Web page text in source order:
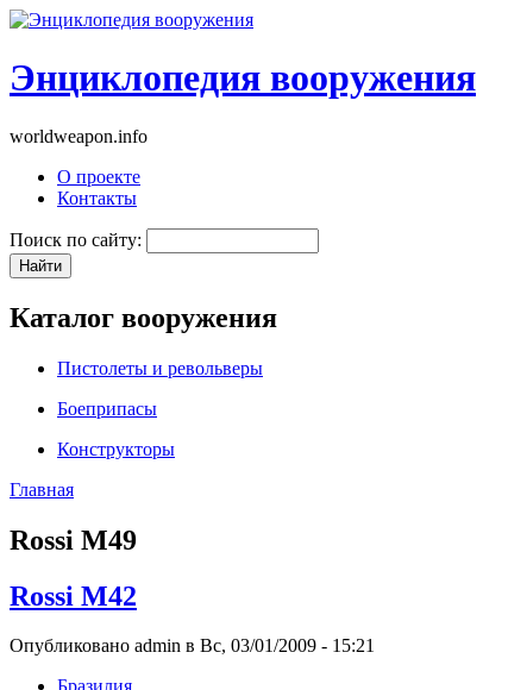
Энциклопедия вооружения
worldweapon.info
О проекте
Контакты
Поиск по сайту:
Каталог вооружения
Пистолеты и револьверы
Боеприпасы
Конструкторы
Главная
Rossi M49
Rossi M42
Опубликовано admin в Вс, 03/01/2009 - 15:21